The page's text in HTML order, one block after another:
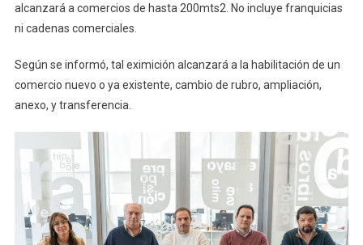
alcanzará a comercios de hasta 200mts2. No incluye franquicias
ni cadenas comerciales.
Según se informó, tal eximición alcanzará a la habilitación de un
comercio nuevo o ya existente, cambio de rubro, ampliación,
anexo, y transferencia.